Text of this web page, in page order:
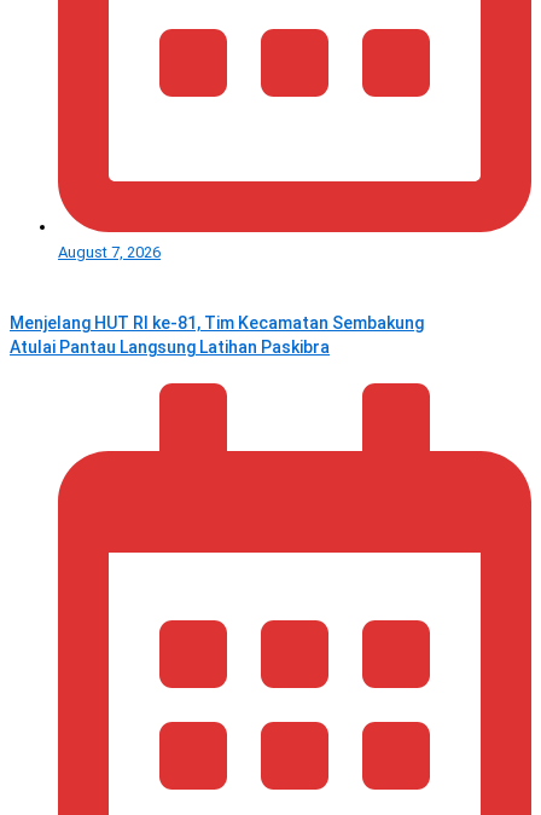
August 7, 2026
Menjelang HUT RI ke‑81, Tim Kecamatan Sembakung
Atulai Pantau Langsung Latihan Paskibra